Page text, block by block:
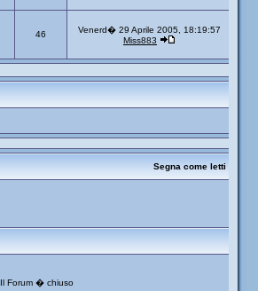
46
Venerd� 29 Aprile 2005, 18:19:57
Miss883
Segna come letti
Il Forum � chiuso